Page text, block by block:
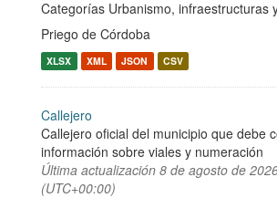
Categorías Urbanismo, infraestructuras
Priego de Córdoba
XLSX XML JSON CSV
Callejero
Callejero oficial del municipio que debe
información sobre viales y numeración
Última actualización 8 de agosto de
(UTC+00:00)